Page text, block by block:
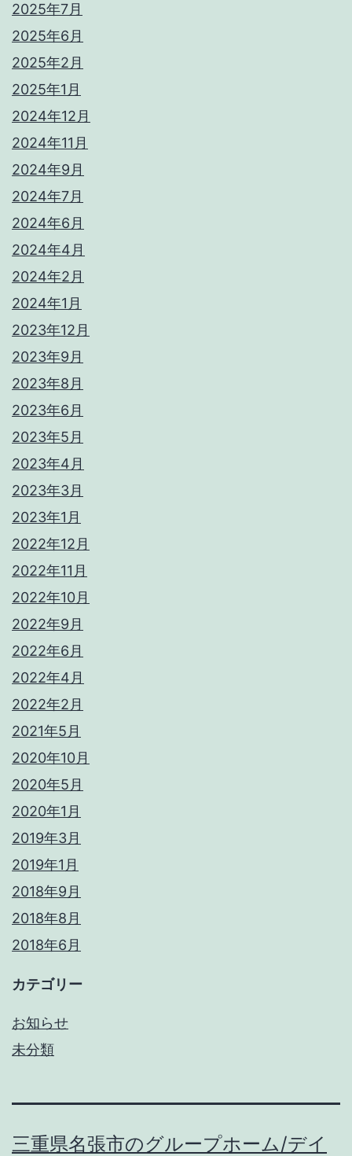
2025年7月
2025年6月
2025年2月
2025年1月
2024年12月
2024年11月
2024年9月
2024年7月
2024年6月
2024年4月
2024年2月
2024年1月
2023年12月
2023年9月
2023年8月
2023年6月
2023年5月
2023年4月
2023年3月
2023年1月
2022年12月
2022年11月
2022年10月
2022年9月
2022年6月
2022年4月
2022年2月
2021年5月
2020年10月
2020年5月
2020年1月
2019年3月
2019年1月
2018年9月
2018年8月
2018年6月
カテゴリー
お知らせ
未分類
三重県名張市のグループホーム/デイ